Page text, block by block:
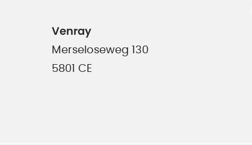
Venray
Merseloseweg 130
5801 CE